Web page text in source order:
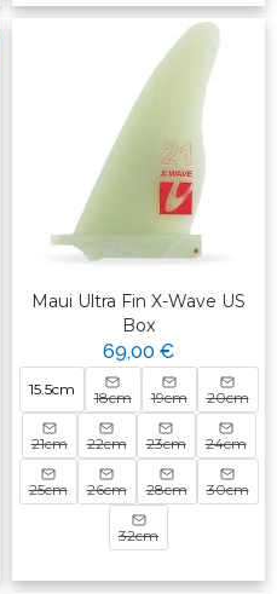
Maui Ultra Fin X-Wave US
Box
69,00 €
15.5cm 18cm 19cm 20cm
21cm 22cm 23cm 24cm
25cm 26cm 28cm 30cm
32cm